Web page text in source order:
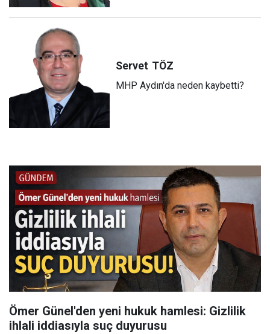
Servet TÖZ
MHP Aydın'da neden kaybetti?
Ömer Günel'den yeni hukuk hamlesi: Gizlilik
ihlali iddiasıyla suç duyurusu